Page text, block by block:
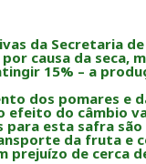
da Secretaria
causa da seca,
15% – a
dos pomares e
efeito do câmbio
esta safra são
da fruta e
prejuízo de cerca